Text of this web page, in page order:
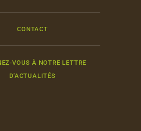
CONTACT
VOUS À NOTRE LETTRE
D'ACTUALITÉS